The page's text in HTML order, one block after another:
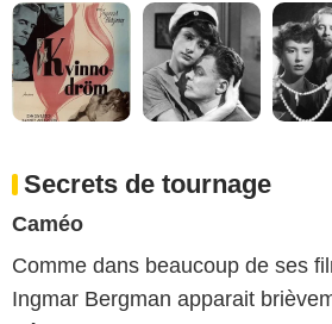
Secrets de tournage
Caméo
Comme dans beaucoup de ses
Ingmar Bergman apparait